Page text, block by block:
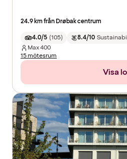
24.9 km från Drøbak centrum
4.0/5 (105) 8.4/10
Max400
15 mötesrum
Visa